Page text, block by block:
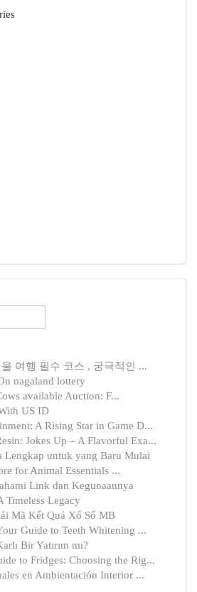
여행 필수 코스 , 궁극적인 ...
nagaland lottery
available Auction: F...
US ID
A Rising Star in Game D...
Jokes Up – A Flavorful Exa...
Lengkap untuk yang Baru Mulai
for Animal Essentials ...
Link dan Kegunaannya
Timeless Legacy
Mã Kết Quả Xổ Số MB
Guide to Teeth Whitening ...
Bir Yatırım mı?
to Fridges: Choosing the Rig...
en Ambientación Interior ...